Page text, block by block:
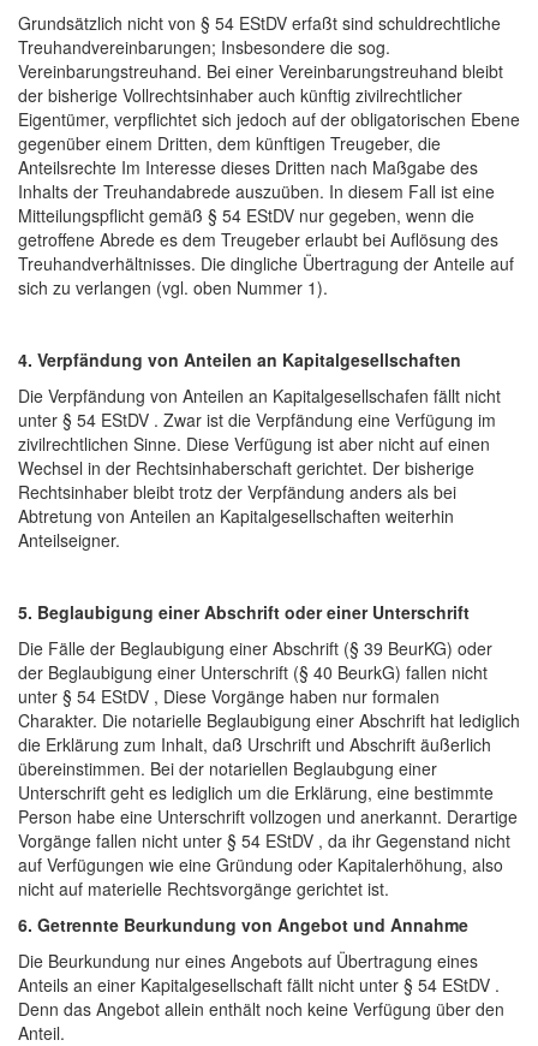
Grundsätzlich nicht von § 54 EStDV erfaßt sind schuldrechtliche
Treuhandvereinbarungen; Insbesondere die sog.
Vereinbarungstreuhand. Bei einer Vereinbarungstreuhand bleibt
der bisherige Vollrechtsinhaber auch künftig zivilrechtlicher
Eigentümer, verpflichtet sich jedoch auf der obligatorischen Ebene
gegenüber einem Dritten, dem künftigen Treugeber, die
Anteilsrechte Im Interesse dieses Dritten nach Maßgabe des
Inhalts der Treuhandabrede auszuüben. In diesem Fall ist eine
Mitteilungspflicht gemäß § 54 EStDV nur gegeben, wenn die
getroffene Abrede es dem Treugeber erlaubt bei Auflösung des
Treuhandverhältnisses. Die dingliche Übertragung der Anteile auf
sich zu verlangen (vgl. oben Nummer 1).
4. Verpfändung von Anteilen an Kapitalgesellschaften
Die Verpfändung von Anteilen an Kapitalgesellschafen fällt nicht
unter § 54 EStDV . Zwar ist die Verpfändung eine Verfügung im
zivilrechtlichen Sinne. Diese Verfügung ist aber nicht auf einen
Wechsel in der Rechtsinhaberschaft gerichtet. Der bisherige
Rechtsinhaber bleibt trotz der Verpfändung anders als bei
Abtretung von Anteilen an Kapitalgesellschaften weiterhin
Anteilseigner.
5. Beglaubigung einer Abschrift oder einer Unterschrift
Die Fälle der Beglaubigung einer Abschrift (§ 39 BeurKG) oder
der Beglaubigung einer Unterschrift (§ 40 BeurkG) fallen nicht
unter § 54 EStDV , Diese Vorgänge haben nur formalen
Charakter. Die notarielle Beglaubigung einer Abschrift hat lediglich
die Erklärung zum Inhalt, daß Urschrift und Abschrift äußerlich
übereinstimmen. Bei der notariellen Beglaubgung einer
Unterschrift geht es lediglich um die Erklärung, eine bestimmte
Person habe eine Unterschrift vollzogen und anerkannt. Derartige
Vorgänge fallen nicht unter § 54 EStDV , da ihr Gegenstand nicht
auf Verfügungen wie eine Gründung oder Kapitalerhöhung, also
nicht auf materielle Rechtsvorgänge gerichtet ist.
6. Getrennte Beurkundung von Angebot und Annahme
Die Beurkundung nur eines Angebots auf Übertragung eines
Anteils an einer Kapitalgesellschaft fällt nicht unter § 54 EStDV .
Denn das Angebot allein enthält noch keine Verfügung über den
Anteil.